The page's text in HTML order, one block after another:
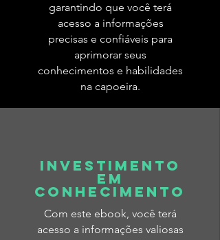
garantindo que você terá
acesso a informações
precisas e confiáveis para
aprimorar seus
conhecimentos e habilidades
na capoeira.
Investimento
em
conhecimento
Com este ebook, você terá
acesso a informações valiosas